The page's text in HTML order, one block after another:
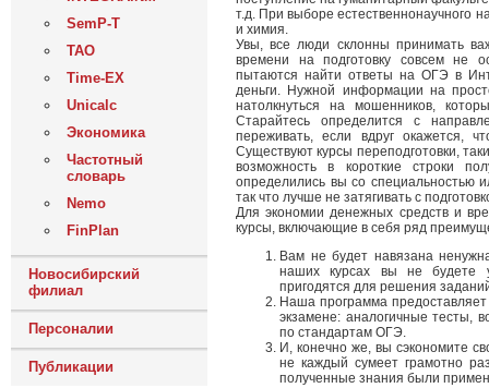
SemP-T
ТАО
Time-EX
Unicalc
Экономика
Частотный
словарь
Nemo
FinPlan
Новосибирский
филиал
Персоналии
Публикации
т.д. При выборе естественнонаучного
и химия.
Увы, все люди склонны принимать
времени на подготовку совсем не
пытаются найти ответы на ОГЭ в
деньги. Нужной информации на
натолкнуться на мошенников,
Старайтесь определится с
переживать, если вдруг окажется,
Существуют курсы переподготовки,
возможность в короткие строки
определились вы со специальностью
так что лучше не затягивать с
Для экономии денежных средств и
курсы, включающие в себя ряд
Вам не будет навязана
наших курсах вы не будете
пригодятся для решения
Наша программа
экзамене: аналогичные тесты,
по стандартам ОГЭ.
И, конечно же, вы сэкономите
не каждый сумеет грамотно
полученные знания были